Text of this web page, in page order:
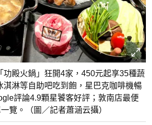
殿火鍋」狂開4家，450元起享35種蔬
淇淋等自助吧吃到飽，星巴克咖啡機暢
評論4.9顆星饕客好評；敦南店最便
覽。（圖／記者蕭涵云攝）